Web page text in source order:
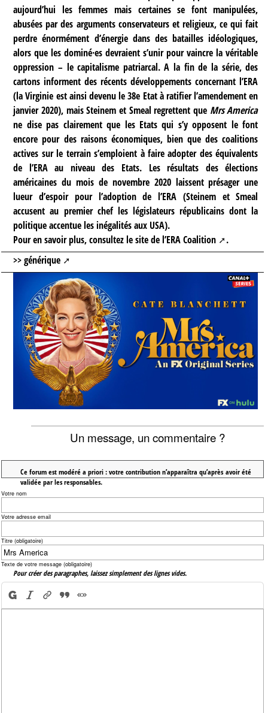
aujourd’hui les femmes mais certaines se font manipulées,
abusées par des arguments conservateurs et religieux, ce qui fait
perdre énormément d’énergie dans des batailles idéologiques,
alors que les dominé·es devraient s’unir pour vaincre la véritable
oppression – le capitalisme patriarcal. A la fin de la série, des
cartons informent des récents développements concernant l’ERA
(la Virginie est ainsi devenu le 38e Etat à ratifier l’amendement en
janvier 2020), mais Steinem et Smeal regrettent que Mrs America
ne dise pas clairement que les Etats qui s’y opposent le font
encore pour des raisons économiques, bien que des coalitions
actives sur le terrain s’emploient à faire adopter des équivalents
de l’ERA au niveau des Etats. Les résultats des élections
américaines du mois de novembre 2020 laissent présager une
lueur d’espoir pour l’adoption de l’ERA (Steinem et Smeal
accusent au premier chef les législateurs républicains dont la
politique accentue les inégalités aux USA).
Pour en savoir plus, consultez le site de l’ERA Coalition
.
>> générique
Un message, un commentaire ?
Ce forum est modéré a priori : votre contribution n’apparaîtra qu’après avoir été
validée par les responsables.
Votre nom
Votre adresse email
Titre (obligatoire)
Texte de votre message (obligatoire)
Pour créer des paragraphes, laissez simplement des lignes vides.